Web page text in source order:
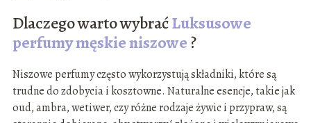
Dlaczego warto wybraćLuksusowe
perfumy męskie niszowe?
Niszowe perfumy często wykorzystują składniki, które są
trudne do zdobycia i kosztowne. Naturalne esencje, takie jak
oud, ambra, wetiwer, czy różne rodzaje żywic i przypraw, są